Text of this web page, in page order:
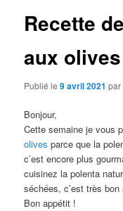
Recette
aux olives
Publié le9 avril 2021 par
Bonjour,
Cette semaine je vous
olives parce que la
c’est encore plus
cuisinez la polenta
séchées, c’est très bon
Bon appétit !